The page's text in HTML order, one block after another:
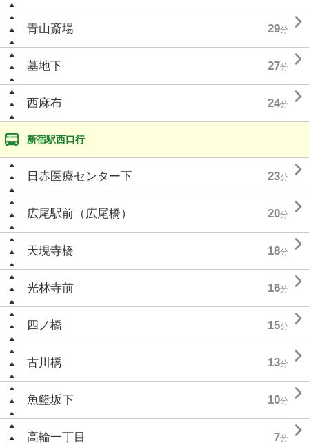
青山斎場 29分 
墓地下 27分 
西麻布 24分 
新宿駅西口行
日赤医療センター下 23分 
広尾駅前（広尾橋） 20分 
天現寺橋 18分 
光林寺前 16分 
四ノ橋 15分 
古川橋 13分 
魚籃坂下 10分 
高輪一丁目 7分 